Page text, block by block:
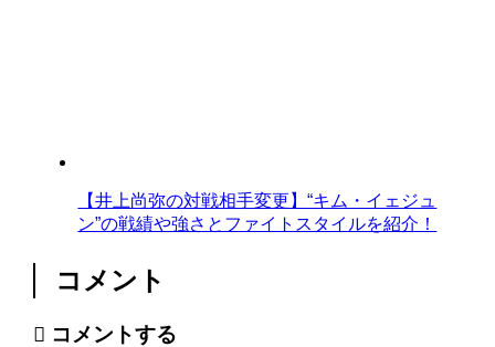
【井上尚弥の対戦相手変更】“キム・イェジュ
ン”の戦績や強さとファイトスタイルを紹介！
コメント
コメントする